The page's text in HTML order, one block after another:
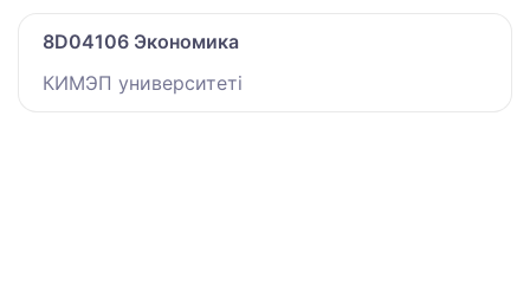
8D04106 Экономика
КИМЭП университеті